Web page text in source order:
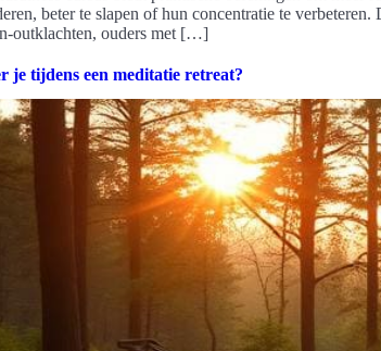
beter te slapen of hun concentratie te
outklachten, ouders met […]
je tijdens een meditatie retreat?